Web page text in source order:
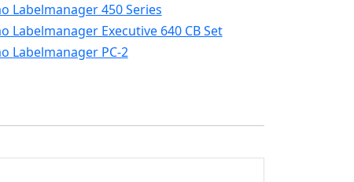
Labelmanager 450 Series
Labelmanager Executive 640 CB Set
Labelmanager PC-2